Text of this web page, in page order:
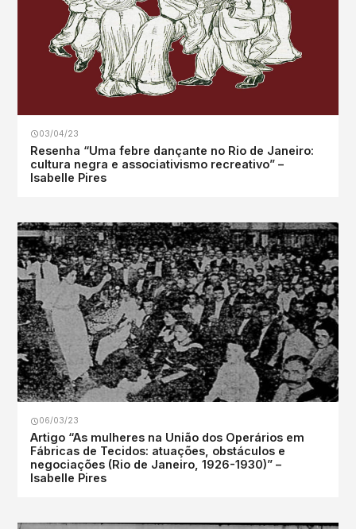
03/04/23
Resenha “Uma febre dançante no Rio de Janeiro:
cultura negra e associativismo recreativo” –
Isabelle Pires
06/03/23
Artigo “As mulheres na União dos Operários em
Fábricas de Tecidos: atuações, obstáculos e
negociações (Rio de Janeiro, 1926-1930)” –
Isabelle Pires